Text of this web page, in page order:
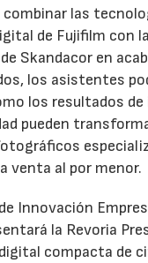
las
de Fujifilm con la
Skandacor en
los asistentes
los resultados
pueden
venta al por menor.
Innovación
la Revoria
compacta de